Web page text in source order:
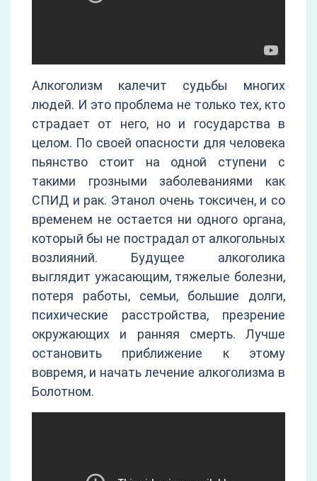
Алкоголизм калечит судьбы многих
людей. И это проблема не только тех, кто
страдает от него, но и государства в
целом. По своей опасности для человека
пьянство стоит на одной ступени с
такими грозными заболеваниями как
СПИД и рак. Этанол очень токсичен, и со
временем не остается ни одного органа,
который бы не пострадал от алкогольных
возлияний. Будущее алкоголика
выглядит ужасающим, тяжелые болезни,
потеря работы, семьи, большие долги,
психические расстройства, презрение
окружающих и ранняя смерть. Лучше
остановить приближение к этому
вовремя, и начать лечение алкоголизма в
Болотном.